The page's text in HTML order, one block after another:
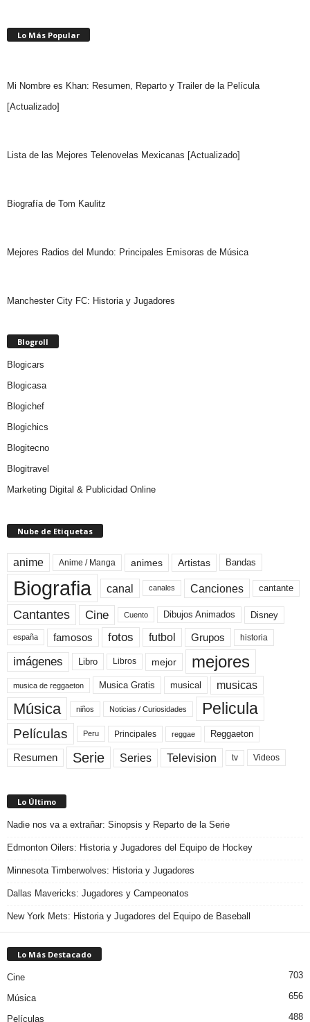
Lo Más Popular
Mi Nombre es Khan: Resumen, Reparto y Trailer de la Película
[Actualizado]
Lista de las Mejores Telenovelas Mexicanas [Actualizado]
Biografía de Tom Kaulitz
Mejores Radios del Mundo: Principales Emisoras de Música
Manchester City FC: Historia y Jugadores
Blogroll
Blogicars
Blogicasa
Blogichef
Blogichics
Blogitecno
Blogitravel
Marketing Digital & Publicidad Online
Nube de Etiquetas
anime Anime / Manga animes Artistas Bandas
Biografia canal canales Canciones cantante
Cantantes Cine Cuento Dibujos Animados Disney
españa famosos fotos futbol Grupos historia
imágenes Libro Libros mejor mejores
musica de reggaeton Musica Gratis musical musicas
Música niños Noticias / Curiosidades Pelicula
Películas Peru Principales reggae Reggaeton
Resumen Serie Series Television tv Videos
Lo Último
Nadie nos va a extrañar: Sinopsis y Reparto de la Serie
Edmonton Oilers: Historia y Jugadores del Equipo de Hockey
Minnesota Timberwolves: Historia y Jugadores
Dallas Mavericks: Jugadores y Campeonatos
New York Mets: Historia y Jugadores del Equipo de Baseball
Lo Más Destacado
Cine 703
Música 656
Películas 488